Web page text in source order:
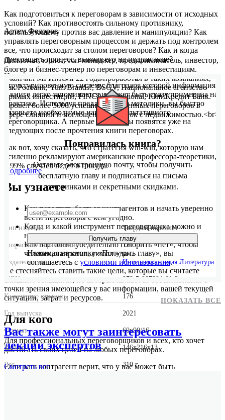
Как подготовиться к переговорам в зависимости от исходных
условий? Как противостоять сильному противнику,
использующему против вас давление и манипуляции? Как
управлять переговорным процессом и держать под контролем
все, что происходит за столом переговоров? Как и когда
прекращать процесс, выводя его на подписание?
На эти и многие другие вопросы автор отвечает через четко
структурированную систему, благодаря которой информация
в книге легко запоминается и может быть сразу применена на
практике. Используя предложенные методики, вы быстро
разовьете необходимые навыки результативного
переговорщика. А первые результаты появятся уже на
следующих после прочтения книги переговорах.
Так вот, хочу сказать, что стратегия win-win, которую нам
усиленно рекламируют американские профессора-теоретики,
в 99% случаев ведет в никуда.
Вы узнаете
Как перестать бояться контрагентов и начать уверенно
вести переговоры с кем угодно.
Когда и какой инструмент переговорщика можно и
нужно пускать в ход.
Как настолько убедительно говорить «нет», чтобы
человек, напротив, сказал «да».
Не стесняйтесь ставить такие цели, которые вы считаете
слишком большими, но которые являются объективными с
точки зрения имеющейся у вас информации, вашей текущей
ситуации, затрат и ресурсов.
Для кого
Для профессиональных переговорщиков и всех, кто хочет
достигать своих целей на любых переговорах.
Если ваш контрагент верит, что у вас может быть
Артем Федоров
Дипломат, юрист, топ-менеджер, предприниматель, инвестор,
блогер и бизнес-тренер по переговорам и инвестициям.
Окончил МГИМО и 22 года проработал в таких компаниях,
как Росбанк, Yum Brands!, BSGV, Национальное агентство
прямых инвестиций, FINCA International, ЮниКредит Банк.
Провел более 3000 успешно завершенных переговоров в
сфере слияний и поглощений и сделок с недвижимостью.<br>
Подробнее
Тип издания Твердый переплет
Возрастное ограничение 12+
Издательство Интеллектуальная Литература
ISBN 978-5-907394-61-2
Количество страниц 176
Год выпуска 2021
Формат 60x90/16
Размер 146x216x13
Вес 310 г.
Понравилась книга?
Оставьте электронную почту, чтобы получить
бесплатную главу и подписаться на письма
с новинками и секретными скидками.
Получить главу
Нажимая на кнопку «Получить главу», вы
соглашаетесь с условиями использования.
ПОКАЗАТЬ ВСЕ
Вас также могут заинтересовать
лекции экспертов
Смотреть все